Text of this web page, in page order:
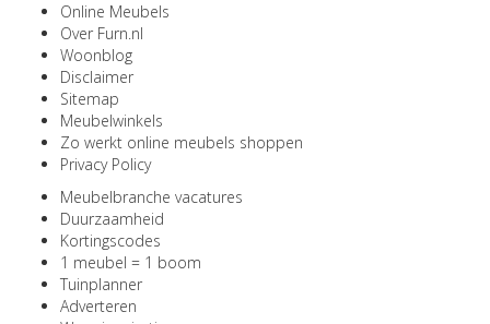
Online Meubels
Over Furn.nl
Woonblog
Disclaimer
Sitemap
Meubelwinkels
Zo werkt online meubels shoppen
Privacy Policy
Meubelbranche vacatures
Duurzaamheid
Kortingscodes
1 meubel = 1 boom
Tuinplanner
Adverteren